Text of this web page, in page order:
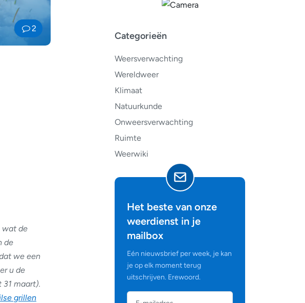
Categorieën
Weersverwachting
Wereldweer
Klimaat
Natuurkunde
Onweersverwachting
Ruimte
Weerwiki
Het beste van onze
weerdienst in je
mailbox
Eén nieuwsbrief per week, je kan
je op elk moment terug
uitschrijven. Erewoord.
2
wat de
de
we een
u de
maart).
grillen